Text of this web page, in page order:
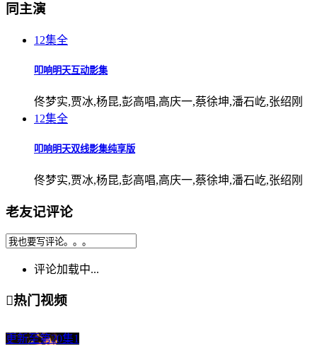
同主演
12集全
叩响明天互动影集
佟梦实,贾冰,杨昆,彭高唱,高庆一,蔡徐坤,潘石屹,张绍刚
12集全
叩响明天双线影集纯享版
佟梦实,贾冰,杨昆,彭高唱,高庆一,蔡徐坤,潘石屹,张绍刚
老友记评论
评论加载中...
热门视频
更新至第20集1